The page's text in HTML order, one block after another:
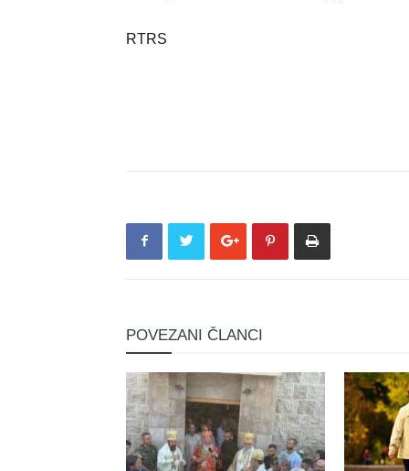
RTRS
POVEZANI ČLANCI